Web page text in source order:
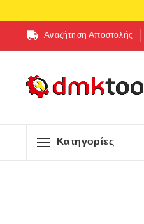
Αναζήτηση Αποστολής
Κατηγορίες